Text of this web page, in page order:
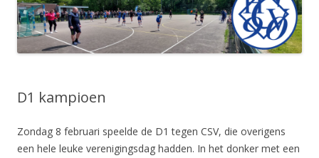
D1 kampioen
Zondag 8 februari speelde de D1 tegen CSV, die overigens
een hele leuke verenigingsdag hadden. In het donker met een